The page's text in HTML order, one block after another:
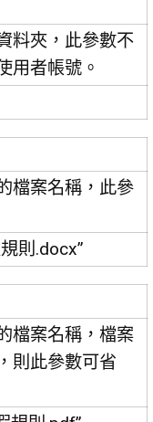
料夾，此參數不
用者帳號。
檔案名稱，此參
則.docx”
檔案名稱，檔案
則此參數可省